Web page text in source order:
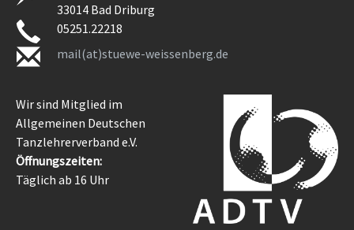
33014 Bad Driburg
05251.22218
mail(at)stuewe-weissenberg.de
Wir sind Mitglied im
Allgemeinen Deutschen
Tanzlehrerverband e.V.
Öffnungszeiten:
Täglich ab 16 Uhr